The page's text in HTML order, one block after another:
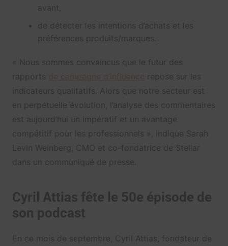
avant,
de détecter les intentions d’achats et les
préférences produits/marques.
« Nous sommes convaincus que le futur des
rapports
repose sur les
indicateurs qualitatifs. Alors que notre secteur est
en perpétuelle évolution, l’analyse des commentaires
est aujourd’hui un impératif et un avantage
compétitif pour les professionnels », indique Sarah
Levin Weinberg, CMO et co-fondatrice de Stellar
dans un communiqué de presse.
Cyril Attias fête le 50e épisode de
son podcast
En ce mois de septembre, Cyril Attias, fondateur de